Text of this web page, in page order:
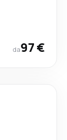
da97 €